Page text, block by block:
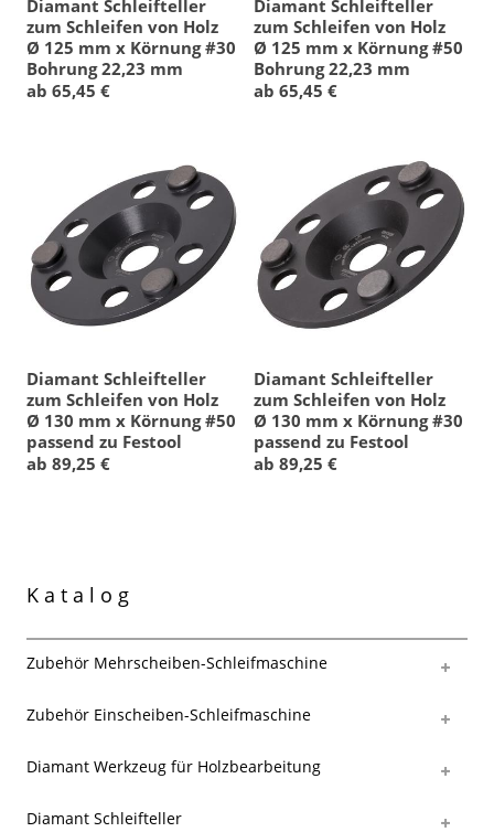
Katalog
Zubehör Mehrscheiben-Schleifmaschine
Zubehör Einscheiben-Schleifmaschine
Diamant Werkzeug für Holzbearbeitung
Diamant Schleifteller
Diamant Schleifteller
zum Schleifen von Holz
Ø 125 mm x Körnung #30
Bohrung 22,23 mm
ab 65,45 €
Diamant Schleifteller
zum Schleifen von Holz
Ø 125 mm x Körnung #50
Bohrung 22,23 mm
ab 65,45 €
Diamant Schleifteller
zum Schleifen von Holz
Ø 130 mm x Körnung #50
passend zu Festool
ab 89,25 €
Diamant Schleifteller
zum Schleifen von Holz
Ø 130 mm x Körnung #30
passend zu Festool
ab 89,25 €